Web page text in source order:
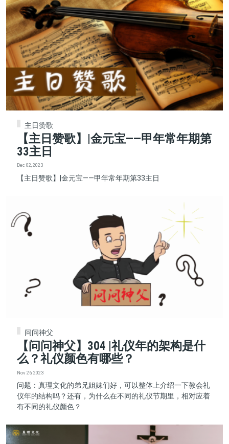
主日赞歌
【主日赞歌】|金元宝——甲年常年期第
33主日
Dec 02, 2023
【主日赞歌】|金元宝——甲年常年期第33主日
问问神父
【问问神父】304 |礼仪年的架构是什
么？礼仪颜色有哪些？
Nov 26, 2023
问题：真理文化的弟兄姐妹们好，可以整体上介绍一下教会礼
仪年的结构吗？还有，为什么在不同的礼仪节期里，相对应着
有不同的礼仪颜色？